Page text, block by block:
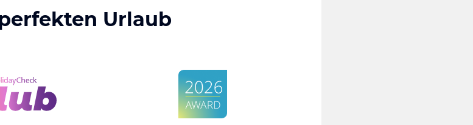
Urlaub